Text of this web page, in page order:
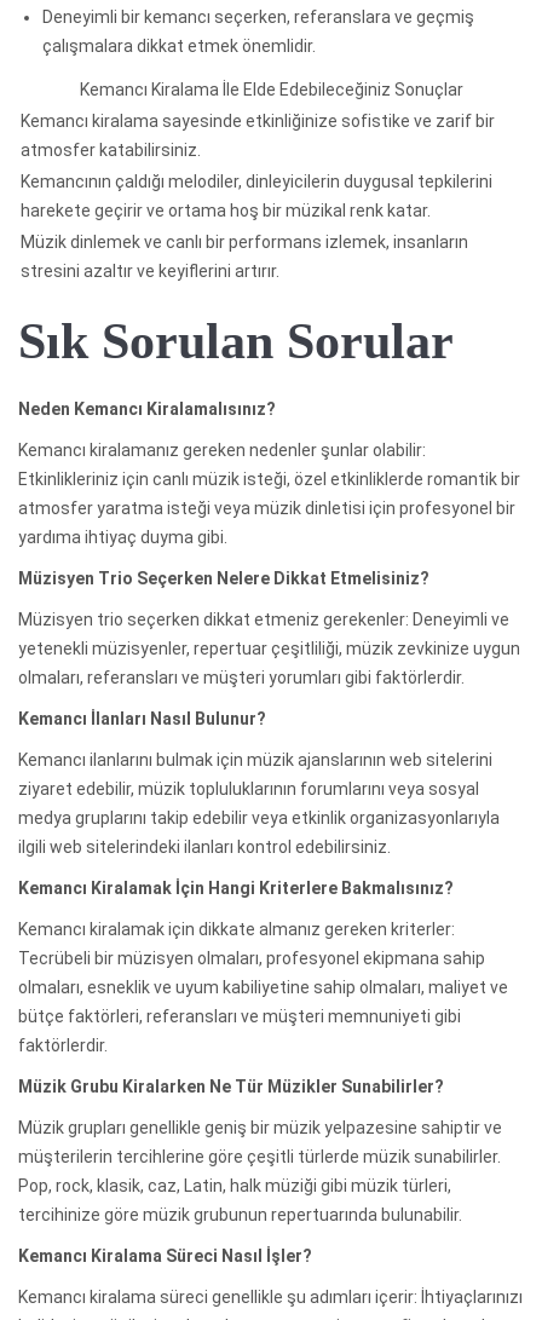
Deneyimli bir kemancı seçerken, referanslara ve geçmiş
çalışmalara dikkat etmek önemlidir.
Kemancı Kiralama İle Elde Edebileceğiniz Sonuçlar
Kemancı kiralama sayesinde etkinliğinize sofistike ve zarif bir
atmosfer katabilirsiniz.
Kemancının çaldığı melodiler, dinleyicilerin duygusal tepkilerini
harekete geçirir ve ortama hoş bir müzikal renk katar.
Müzik dinlemek ve canlı bir performans izlemek, insanların
stresini azaltır ve keyiflerini artırır.
Sık Sorulan Sorular
Neden Kemancı Kiralamalısınız?
Kemancı kiralamanız gereken nedenler şunlar olabilir:
Etkinlikleriniz için canlı müzik isteği, özel etkinliklerde romantik bir
atmosfer yaratma isteği veya müzik dinletisi için profesyonel bir
yardıma ihtiyaç duyma gibi.
Müzisyen Trio Seçerken Nelere Dikkat Etmelisiniz?
Müzisyen trio seçerken dikkat etmeniz gerekenler: Deneyimli ve
yetenekli müzisyenler, repertuar çeşitliliği, müzik zevkinize uygun
olmaları, referansları ve müşteri yorumları gibi faktörlerdir.
Kemancı İlanları Nasıl Bulunur?
Kemancı ilanlarını bulmak için müzik ajanslarının web sitelerini
ziyaret edebilir, müzik topluluklarının forumlarını veya sosyal
medya gruplarını takip edebilir veya etkinlik organizasyonlarıyla
ilgili web sitelerindeki ilanları kontrol edebilirsiniz.
Kemancı Kiralamak İçin Hangi Kriterlere Bakmalısınız?
Kemancı kiralamak için dikkate almanız gereken kriterler:
Tecrübeli bir müzisyen olmaları, profesyonel ekipmana sahip
olmaları, esneklik ve uyum kabiliyetine sahip olmaları, maliyet ve
bütçe faktörleri, referansları ve müşteri memnuniyeti gibi
faktörlerdir.
Müzik Grubu Kiralarken Ne Tür Müzikler Sunabilirler?
Müzik grupları genellikle geniş bir müzik yelpazesine sahiptir ve
müşterilerin tercihlerine göre çeşitli türlerde müzik sunabilirler.
Pop, rock, klasik, caz, Latin, halk müziği gibi müzik türleri,
tercihinize göre müzik grubunun repertuarında bulunabilir.
Kemancı Kiralama Süreci Nasıl İşler?
Kemancı kiralama süreci genellikle şu adımları içerir: İhtiyaçlarınızı